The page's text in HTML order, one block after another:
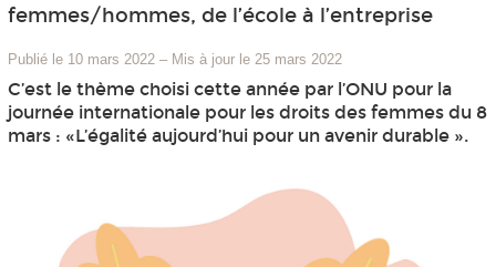
femmes/hommes, de l’école à l’entreprise
Publié le 10 mars 2022 – Mis à jour le 25 mars 2022
C’est le thème choisi cette année par l’ONU pour la
journée internationale pour les droits des femmes du 8
mars : «L’égalité aujourd’hui pour un avenir durable ».